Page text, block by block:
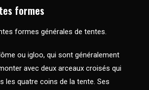
formes
formes générales de tentes.
ou igloo, qui sont généralement
avec deux arceaux croisés qui
les quatre coins de la tente. Ses